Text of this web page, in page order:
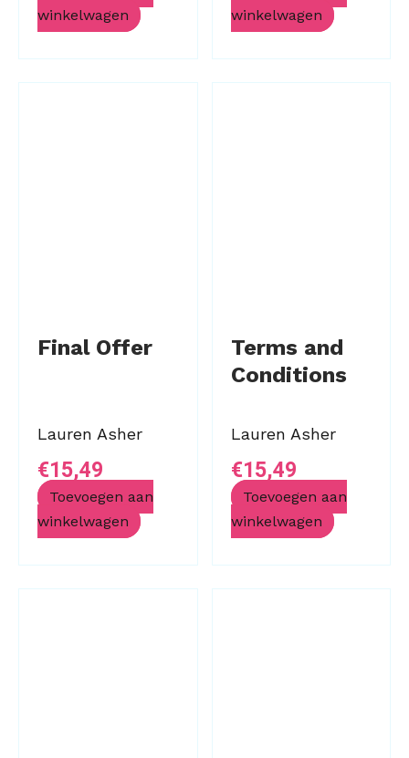
winkelwagen
winkelwagen
Final Offer
Lauren Asher
€15,49
Toevoegen aan
winkelwagen
Terms and
Conditions
Lauren Asher
€15,49
Toevoegen aan
winkelwagen